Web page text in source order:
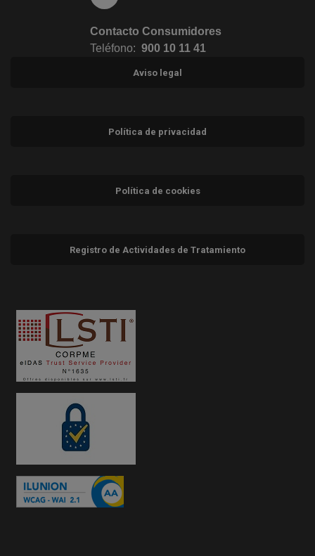
Contacto Consumidores
Teléfono: 900 10 11 41
Aviso legal
Política de privacidad
Política de cookies
Registro de Actividades de Tratamiento